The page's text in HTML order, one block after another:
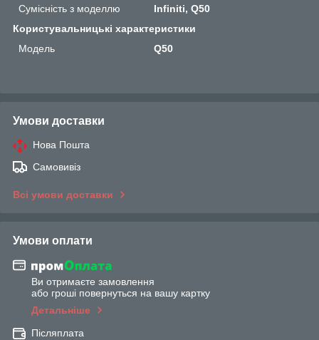
Сумісність з моделлю
Infiniti, Q50
Користувальницькі характеристики
Мoдель
Q50
Умови доставки
Нова Пошта
Самовивіз
Всі умови доставки
Умови оплати
Ви отримаєте замовлення
або гроші повернуться на вашу картку
Детальніше
Післяплата